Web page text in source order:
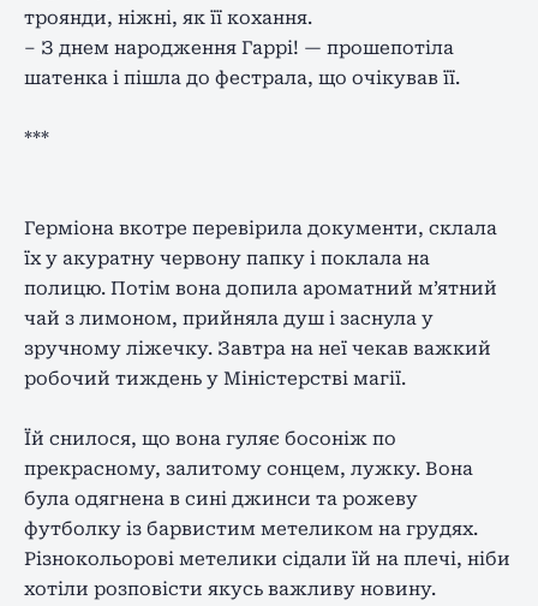
троянди, ніжні, як її кохання.
– З днем ​​народження Гаррі! — прошепотіла
шатенка і пішла до фестрала, що очікував її.
***
Герміона вкотре перевірила документи, склала
їх у акуратну червону папку і поклала на
полицю. Потім вона допила ароматний м’ятний
чай з лимоном, прийняла душ і заснула у
зручному ліжечку. Завтра на неї чекав важкий
робочий тиждень у Міністерстві магії.
Їй снилося, що вона гуляє босоніж по
прекрасному, залитому сонцем, лужку. Вона
була одягнена в сині джинси та рожеву
футболку із барвистим метеликом на грудях.
Різнокольорові метелики сідали їй на плечі, ніби
хотіли розповісти якусь важливу новину.